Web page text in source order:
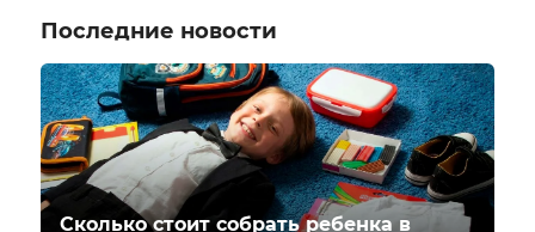
Последние новости
Сколько стоит собрать ребенка в